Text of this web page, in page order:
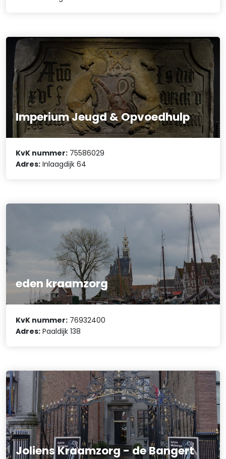
Imperium Jeugd & Opvoedhulp
KvK nummer: 75586029
Adres: Inlaagdijk 64
eden kraamzorg
KvK nummer: 76932400
Adres: Paaldijk 138
Joliens Kraamzorg - de Bangert